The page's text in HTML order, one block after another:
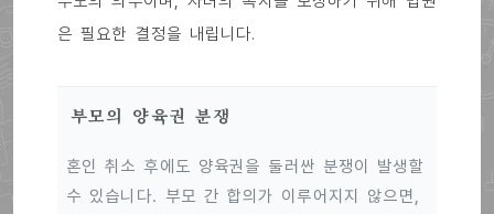
은 필요한 결정을 내립니다.
부모의 양육권 분쟁
혼인 취소 후에도 양육권을 둘러싼 분쟁이 발생할
수 있습니다. 부모 간 합의가 이루어지지 않으면,